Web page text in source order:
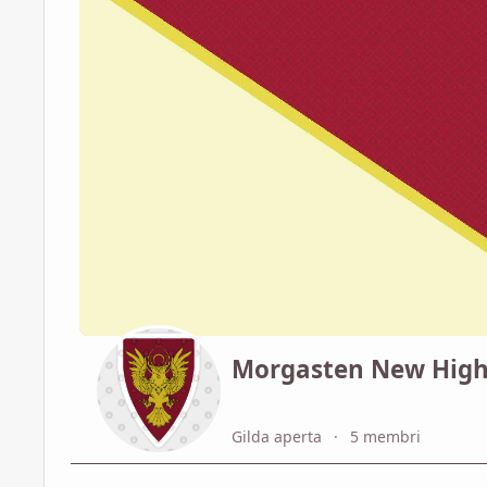
Morgasten New
Gilda aperta 5 membri